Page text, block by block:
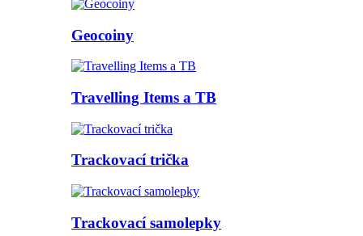
Geocoiny
Travelling Items a TB
Trackovací trička
Trackovací samolepky